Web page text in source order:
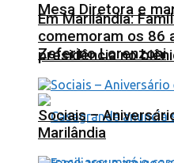
Mesa Diretora e
presidência no
Em Marilândia:
comemoram os 86
Zeferino Lorenzoni
Sociais –
Marilândia